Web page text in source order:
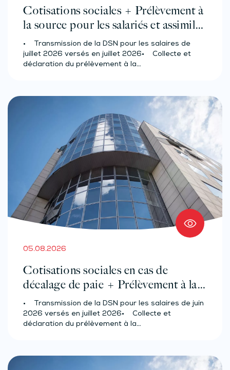
Cotisations sociales + Prélèvement à
la source pour les salariés et assimilés
(effectif d’au moins 50 salariés)
• Transmission de la DSN pour les salaires de
juillet 2026 versés en juillet 2026• Collecte et
déclaration du prélèvement à la…
05.08.2026
Cotisations sociales en cas de
décalage de paie + Prélèvement à la
source des salariés et assimilés
(effectif d’au moins 50 salariés)
• Transmission de la DSN pour les salaires de juin
2026 versés en juillet 2026• Collecte et
déclaration du prélèvement à la…